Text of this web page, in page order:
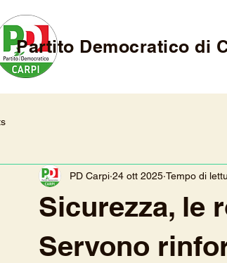
Partito Democratico di
Sicurezza, le
Servono
PD Carpi 24 ott 2025 Tempo di